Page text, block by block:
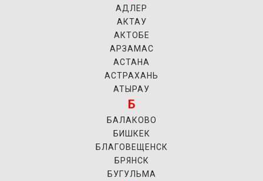
АДЛЕР
АКТАУ
АКТОБЕ
АРЗАМАС
АСТАНА
АСТРАХАНЬ
АТЫРАУ
Б
БАЛАКОВО
БИШКЕК
БЛАГОВЕЩЕНСК
БРЯНСК
БУГУЛЬМА